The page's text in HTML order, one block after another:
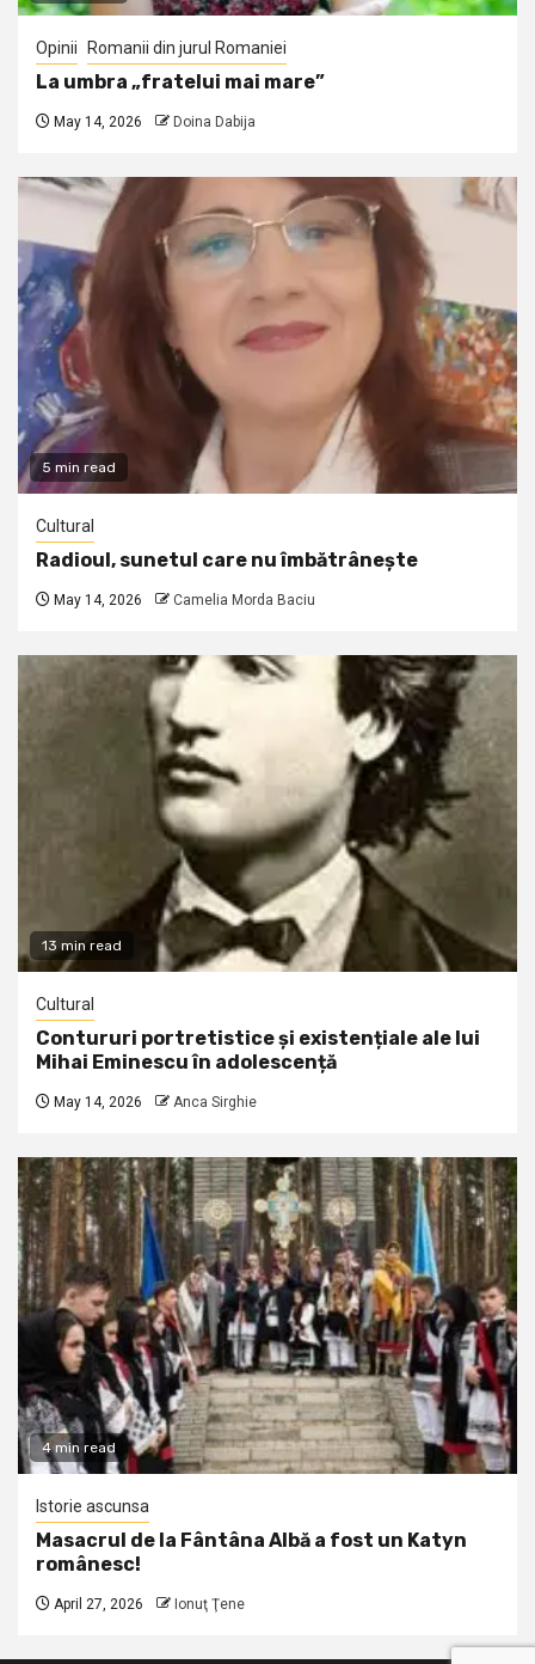
Opinii Romanii din jurul Romaniei
La umbra „fratelui mai mare”
May 14, 2026 Doina Dabija
5 min read
Cultural
Radioul, sunetul care nu îmbătrânește
May 14, 2026 Camelia Morda Baciu
13 min read
Cultural
Contururi portretistice și existențiale ale lui
Mihai Eminescu în adolescență
May 14, 2026 Anca Sirghie
4 min read
Istorie ascunsa
Masacrul de la Fântâna Albă a fost un Katyn
românesc!
April 27, 2026 Ionuţ Ţene